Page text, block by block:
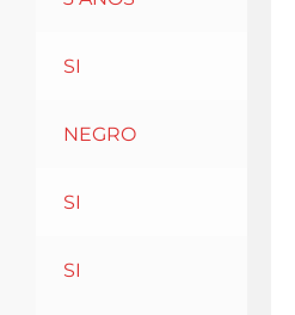
SI
NEGRO
SI
SI